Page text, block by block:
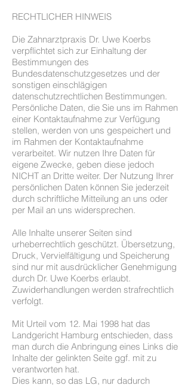
RECHTLICHER HINWEIS
Die Zahnarztpraxis Dr. Uwe Koerbs
verpflichtet sich zur Einhaltung der
Bestimmungen des
Bundesdatenschutzgesetzes und der
sonstigen einschlägigen
datenschutzrechtlichen Bestimmungen.
Persönliche Daten, die Sie uns im Rahmen
einer Kontaktaufnahme zur Verfügung
stellen, werden von uns gespeichert und
im Rahmen der Kontaktaufnahme
verarbeitet. Wir nutzen Ihre Daten für
eigene Zwecke, geben diese jedoch
NICHT an Dritte weiter. Der Nutzung Ihrer
persönlichen Daten können Sie jederzeit
durch schriftliche Mitteilung an uns oder
per Mail an uns widersprechen.
Alle Inhalte unserer Seiten sind
urheberrechtlich geschützt. Übersetzung,
Druck, Vervielfältigung und Speicherung
sind nur mit ausdrücklicher Genehmigung
durch Dr. Uwe Koerbs erlaubt.
Zuwiderhandlungen werden strafrechtlich
verfolgt.
Mit Urteil vom 12. Mai 1998 hat das
Landgericht Hamburg entschieden, dass
man durch die Anbringung eines Links die
Inhalte der gelinkten Seite ggf. mit zu
verantworten hat.
Dies kann, so das LG, nur dadurch